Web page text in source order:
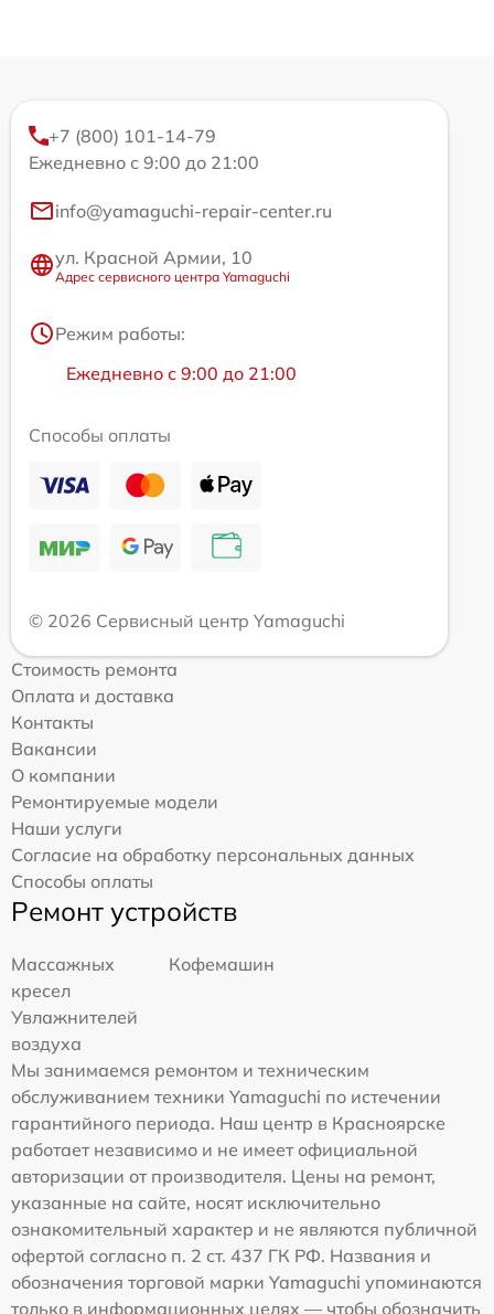
+7 (800) 101-14-79
Ежедневно с 9:00 до 21:00
info@yamaguchi-repair-center.ru
ул. Красной Армии, 10
Адрес сервисного центра Yamaguchi
Режим работы:
Ежедневно с 9:00 до 21:00
Способы оплаты
© 2026 Сервисный центр Yamaguchi
Стоимость ремонта
Оплата и доставка
Контакты
Вакансии
О компании
Ремонтируемые модели
Наши услуги
Согласие на обработку персональных данных
Способы оплаты
Ремонт устройств
Массажных
кресел
Кофемашин
Увлажнителей
воздуха
Мы занимаемся ремонтом и техническим
обслуживанием техники Yamaguchi по истечении
гарантийного периода. Наш центр в Красноярске
работает независимо и не имеет официальной
авторизации от производителя. Цены на ремонт,
указанные на сайте, носят исключительно
ознакомительный характер и не являются публичной
офертой согласно п. 2 ст. 437 ГК РФ. Названия и
обозначения торговой марки Yamaguchi упоминаются
только в информационных целях — чтобы обозначить